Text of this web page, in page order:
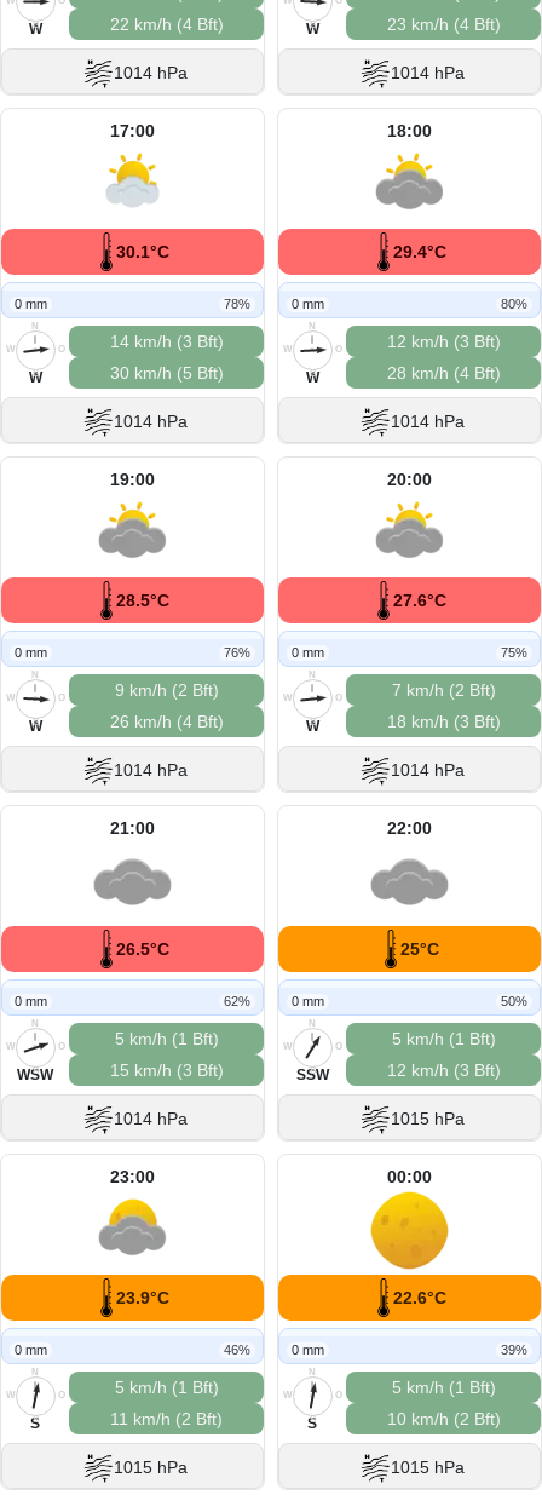
S
W
22 km/h (4 Bft)
1014 hPa
S
W
23 km/h (4 Bft)
1014 hPa
17:00
30.1°C
0 mm 78%
N
O
S
W
W
14 km/h (3 Bft)
30 km/h (5 Bft)
1014 hPa
18:00
29.4°C
0 mm 80%
N
O
S
W
W
12 km/h (3 Bft)
28 km/h (4 Bft)
1014 hPa
19:00
28.5°C
0 mm 76%
N
O
S
W
W
9 km/h (2 Bft)
26 km/h (4 Bft)
1014 hPa
20:00
27.6°C
0 mm 75%
N
O
S
W
W
7 km/h (2 Bft)
18 km/h (3 Bft)
1014 hPa
21:00
26.5°C
0 mm 62%
N
O
S
W
WSW
5 km/h (1 Bft)
15 km/h (3 Bft)
1014 hPa
22:00
25°C
0 mm 50%
N
O
S
W
SSW
5 km/h (1 Bft)
12 km/h (3 Bft)
1015 hPa
23:00
23.9°C
0 mm 46%
N
O
S
W
S
5 km/h (1 Bft)
11 km/h (2 Bft)
1015 hPa
00:00
22.6°C
0 mm 39%
N
O
S
W
S
5 km/h (1 Bft)
10 km/h (2 Bft)
1015 hPa